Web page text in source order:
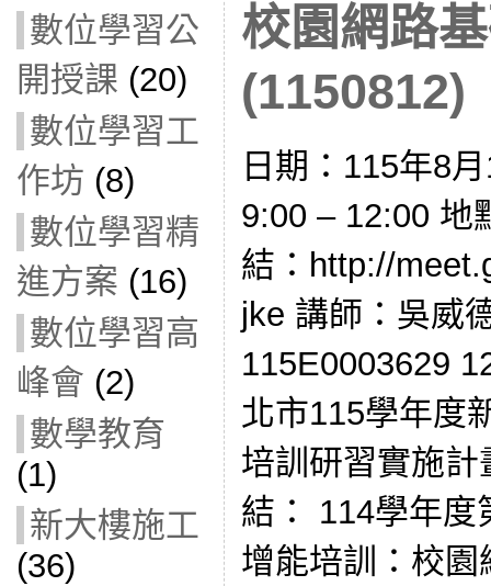
數位學習公
開授課 (20)
數位學習工
作坊 (8)
數位學習精
進方案 (16)
數位學習高
峰會 (2)
數學教育
(1)
新大樓施工
(36)
校園網路
(1150812)
日期：115年8
9:00 – 12:00 地
結：http://
jke 講師：吳威
115E0003629
北市115學年度
培訓研習實施
結： 114學年度
增能培訓：校